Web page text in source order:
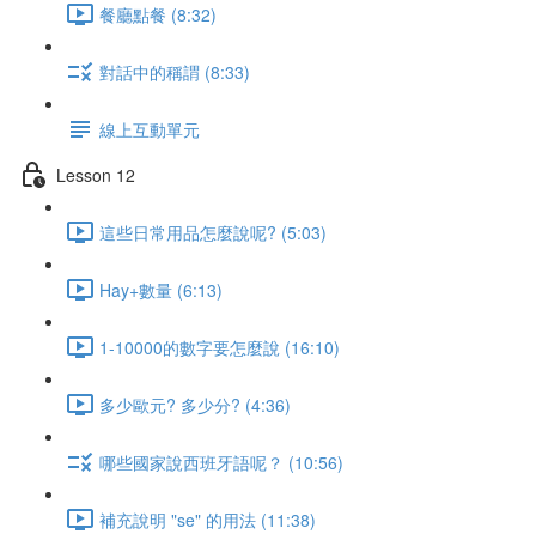
餐廳點餐 (8:32)
對話中的稱謂 (8:33)
線上互動單元
Lesson 12
這些日常用品怎麼說呢? (5:03)
Hay+數量 (6:13)
1-10000的數字要怎麼說 (16:10)
多少歐元? 多少分? (4:36)
哪些國家說西班牙語呢？ (10:56)
補充說明 "se" 的用法 (11:38)